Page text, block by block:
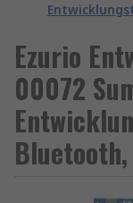
Ezurio
00072
Bluetooth,